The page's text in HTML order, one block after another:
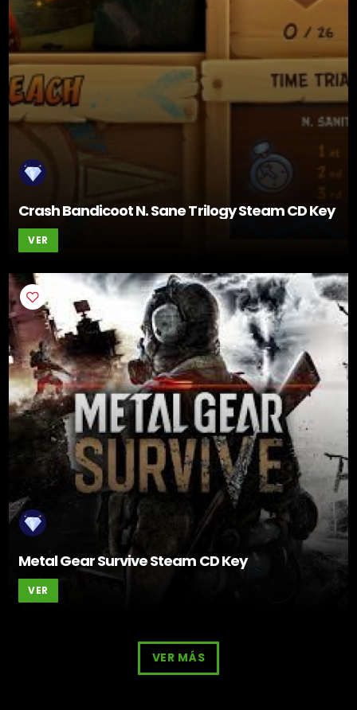
Crash Bandicoot N. Sane Trilogy Steam CD Key
VER
Metal Gear Survive Steam CD Key
VER
VER MÁS